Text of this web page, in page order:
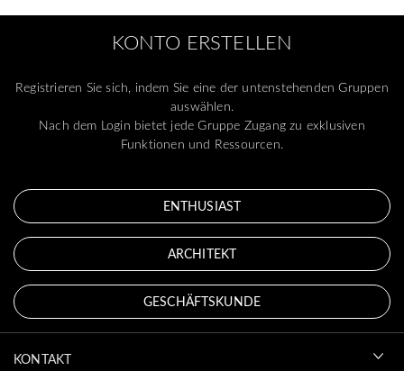
KONTO ERSTELLEN
Registrieren Sie sich, indem Sie eine der untenstehenden Gruppen
auswählen.
Nach dem Login bietet jede Gruppe Zugang zu exklusiven
Funktionen und Ressourcen.
ENTHUSIAST
ARCHITEKT
GESCHÄFTSKUNDE
KONTAKT